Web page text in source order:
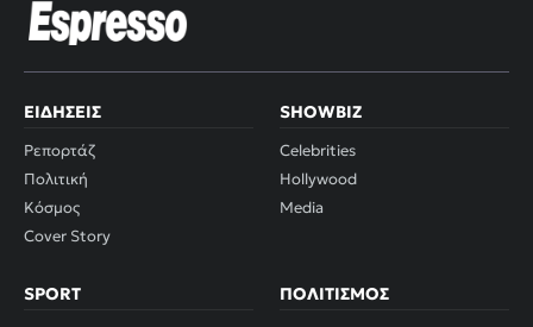
ΕΙΔΉΣΕΙΣ
Ρεπορτάζ
Πολιτική
Κόσμος
Cover Story
SHOWBIZ
Celebrities
Hollywood
Media
SPORT ΠΟΛΙΤΙΣΜΌΣ